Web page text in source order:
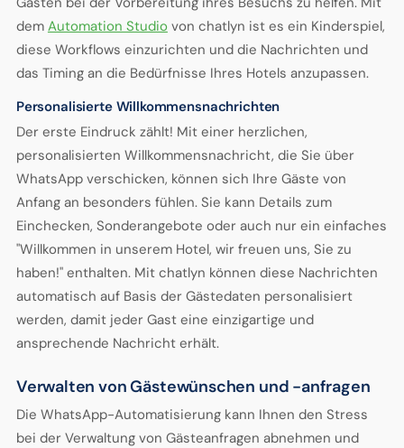
dem Automation Studiovon chatlyn ist es ein Kinderspiel,
diese Workflows einzurichten und die Nachrichten und
das Timing an die Bedürfnisse Ihres Hotels anzupassen.
Personalisierte Willkommensnachrichten
Der erste Eindruck zählt! Mit einer herzlichen,
personalisierten Willkommensnachricht, die Sie über
WhatsApp verschicken, können sich Ihre Gäste von
Anfang an besonders fühlen. Sie kann Details zum
Einchecken, Sonderangebote oder auch nur ein einfaches
"Willkommen in unserem Hotel, wir freuen uns, Sie zu
haben!" enthalten. Mit chatlyn können diese Nachrichten
automatisch auf Basis der Gästedaten personalisiert
werden, damit jeder Gast eine einzigartige und
ansprechende Nachricht erhält.
Verwalten von Gästewünschen und -anfragen
Die WhatsApp-Automatisierung kann Ihnen den Stress
bei der Verwaltung von Gästeanfragen abnehmen und